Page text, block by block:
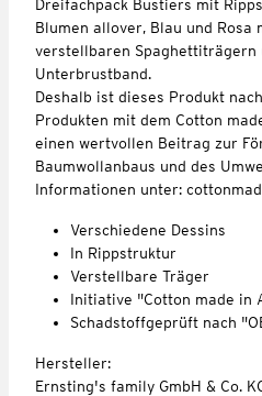
Dreifachpack Bustiers mit
Blumen allover, Blau und
verstellbaren Spaghettiträgern
Unterbrustband.
Deshalb ist dieses Produkt
Produkten mit dem Cotton
einen wertvollen Beitrag zur
Baumwollanbaus und des
Informationen unter:
Verschiedene Dessins
In Rippstruktur
Verstellbare Träger
Initiative "Cotton made in
Schadstoffgeprüft nach
Hersteller:
Ernsting's family GmbH & Co.